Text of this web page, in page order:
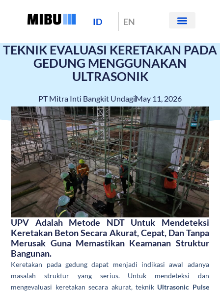
ID EN
TEKNIK EVALUASI KERETAKAN PADA
GEDUNG MENGGUNAKAN
ULTRASONIK
PT Mitra Inti Bangkit UndagiMay 11, 2026
UPV Adalah Metode NDT Untuk Mendeteksi
Keretakan Beton Secara Akurat, Cepat, Dan Tanpa
Merusak Guna Memastikan Keamanan Struktur
Bangunan.
Keretakan pada gedung dapat menjadi indikasi awal adanya
masalah struktur yang serius. Untuk mendeteksi dan
mengevaluasi keretakan secara akurat, teknik Ultrasonic Pulse